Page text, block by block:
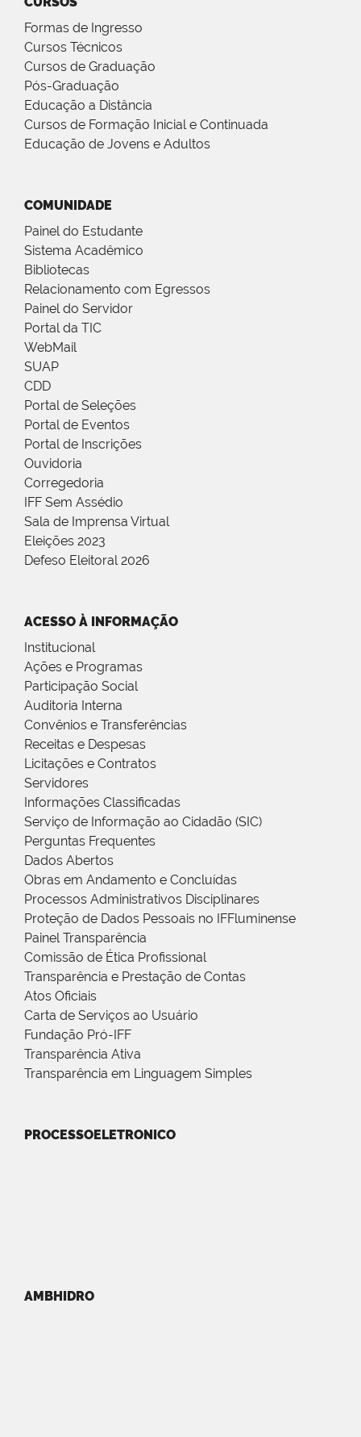
Formas de Ingresso
Cursos Técnicos
Cursos de Graduação
Pós-Graduação
Educação a Distância
Cursos de Formação Inicial e Continuada
Educação de Jovens e Adultos
COMUNIDADE
Painel do Estudante
Sistema Acadêmico
Bibliotecas
Relacionamento com Egressos
Painel do Servidor
Portal da TIC
WebMail
SUAP
CDD
Portal de Seleções
Portal de Eventos
Portal de Inscrições
Ouvidoria
Corregedoria
IFF Sem Assédio
Sala de Imprensa Virtual
Eleições 2023
Defeso Eleitoral 2026
ACESSO À INFORMAÇÃO
Institucional
Ações e Programas
Participação Social
Auditoria Interna
Convênios e Transferências
Receitas e Despesas
Licitações e Contratos
Servidores
Informações Classificadas
Serviço de Informação ao Cidadão (SIC)
Perguntas Frequentes
Dados Abertos
Obras em Andamento e Concluídas
Processos Administrativos Disciplinares
Proteção de Dados Pessoais no IFFluminense
Painel Transparência
Comissão de Ética Profissional
Transparência e Prestação de Contas
Atos Oficiais
Carta de Serviços ao Usuário
Fundação Pró-IFF
Transparência Ativa
Transparência em Linguagem Simples
PROCESSOELETRONICO
AMBHIDRO